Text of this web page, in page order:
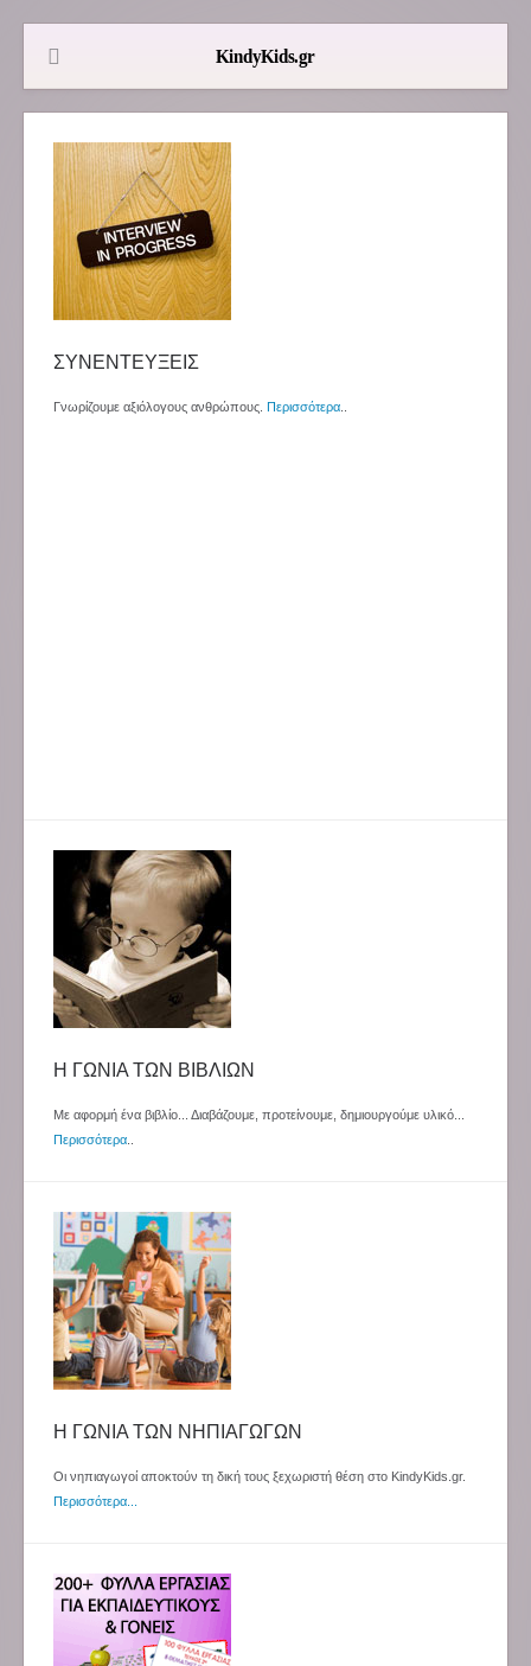
ΣΥΝΕΝΤΕΥΞΕΙΣ
Γνωρίζουμε αξιόλογους ανθρώπους. Περισσότερα
Η ΓΩΝΙΑ ΤΩΝ ΒΙΒΛΙΩΝ
Με αφορμή ένα βιβλίο... Διαβάζουμε, προτείνουμε, δημιουργούμε υλικό...
Περισσότερα
Η ΓΩΝΙΑ ΤΩΝ ΝΗΠΙΑΓΩΓΩΝ
Οι νηπιαγωγοί αποκτούν τη δική τους ξεχωριστή θέση στο KindyKids.gr.
Περισσότερα...